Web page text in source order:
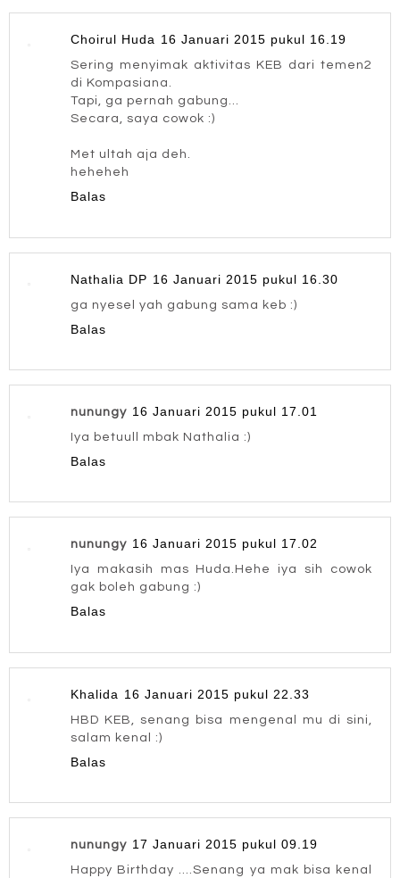
Choirul Huda 16 Januari 2015 pukul 16.19
Sering menyimak aktivitas KEB dari temen2
di Kompasiana.
Tapi, ga pernah gabung...
Secara, saya cowok :)
Met ultah aja deh.
heheheh
Balas
Nathalia DP 16 Januari 2015 pukul 16.30
ga nyesel yah gabung sama keb :)
Balas
nunungy 16 Januari 2015 pukul 17.01
Iya betuull mbak Nathalia :)
Balas
nunungy 16 Januari 2015 pukul 17.02
Iya makasih mas Huda.Hehe iya sih cowok
gak boleh gabung :)
Balas
Khalida 16 Januari 2015 pukul 22.33
HBD KEB, senang bisa mengenal mu di sini,
salam kenal :)
Balas
nunungy 17 Januari 2015 pukul 09.19
Happy Birthday ....Senang ya mak bisa kenal